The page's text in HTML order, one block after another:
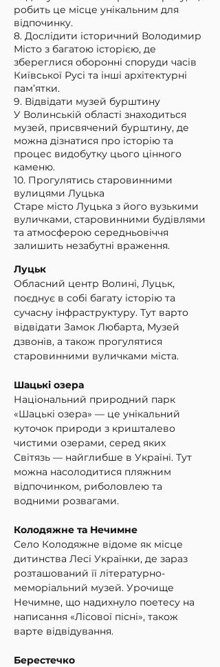
робить це місце унікальним для
відпочинку.
8. Дослідити історичний Володимир
Місто з багатою історією, де
збереглися оборонні споруди часів
Київської Русі та інші архітектурні
пам’ятки.
9. Відвідати музей бурштину
У Волинській області знаходиться
музей, присвячений бурштину, де
можна дізнатися про історію та
процес видобутку цього цінного
каменю.
10. Прогулятись старовинними
вулицями Луцька
Старе місто Луцька з його вузькими
вуличками, старовинними будівлями
та атмосферою середньовіччя
залишить незабутні враження.
Луцьк
Обласний центр Волині, Луцьк,
поєднує в собі багату історію та
сучасну інфраструктуру. Тут варто
відвідати Замок Любарта, Музей
дзвонів, а також прогулятися
старовинними вуличками міста.
Шацькі озера
Національний природний парк
«Шацькі озера» — це унікальний
куточок природи з кришталево
чистими озерами, серед яких
Світязь — найглибше в Україні. Тут
можна насолодитися пляжним
відпочинком, риболовлею та
водними розвагами.
Колодяжне та Нечимне
Село Колодяжне відоме як місце
дитинства Лесі Українки, де зараз
розташований її літературно-
меморіальний музей. Урочище
Нечимне, що надихнуло поетесу на
написання «Лісової пісні», також
варте відвідування.
Берестечко